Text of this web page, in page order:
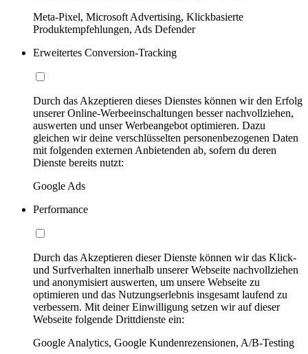
Meta-Pixel, Microsoft Advertising, Klickbasierte
Produktempfehlungen, Ads Defender
Erweitertes Conversion-Tracking
Durch das Akzeptieren dieses Dienstes können wir den Erfolg
unserer Online-Werbeeinschaltungen besser nachvollziehen,
auswerten und unser Werbeangebot optimieren. Dazu
gleichen wir deine verschlüsselten personenbezogenen Daten
mit folgenden externen Anbietenden ab, sofern du deren
Dienste bereits nutzt:
Google Ads
Performance
Durch das Akzeptieren dieser Dienste können wir das Klick-
und Surfverhalten innerhalb unserer Webseite nachvollziehen
und anonymisiert auswerten, um unsere Webseite zu
optimieren und das Nutzungserlebnis insgesamt laufend zu
verbessern. Mit deiner Einwilligung setzen wir auf dieser
Webseite folgende Drittdienste ein:
Google Analytics, Google Kundenrezensionen, A/B-Testing